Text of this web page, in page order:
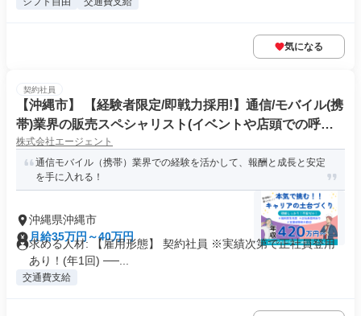
気になる
契約社員
【沖縄市】 【経験者限定/即戦力採用!】通信/モバイル(携
帯)業界の販売スペシャリスト(イベントや店頭での呼び
込み案内)(FDS/PJ)
株式会社エージェント
通信モバイル（携帯）業界での経験を活かして、報酬と成長と安定
を手に入れる！
沖縄県沖縄市
月給35万円～40万円
求める人材: 【雇用形態】 契約社員 ※実績次第で正社員登用
あり！(年1回) ──...
交通費支給